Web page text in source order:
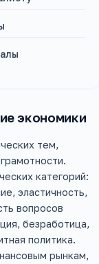
экономики
тем,
категорий:
эластичность,
вопросов
безработица,
политика.
рынкам,